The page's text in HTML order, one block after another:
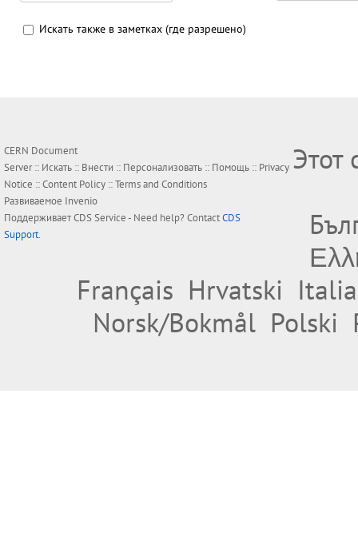
Искать также в заметках (где разрешено)
CERN Document
Server :: Искать :: Внести :: Персонализовать :: Помощь :: Privacy
Notice ::Content Policy ::Terms and Conditions
Развиваемое Invenio
ПоддерживаетCDS Service- Need help? ContactCDS
Support.
Этот
Français Hrvatski
Norsk/Bokmål Polski